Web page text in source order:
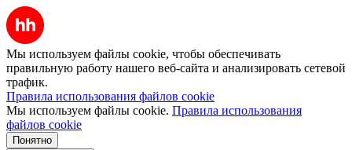
Мы используем файлы cookie, чтобы обеспечивать
правильную работу нашего веб-сайта и анализировать сетевой
трафик.
Правила использования файлов cookie
Мы используем файлы cookie. Правила использования
файлов cookie
Понятно